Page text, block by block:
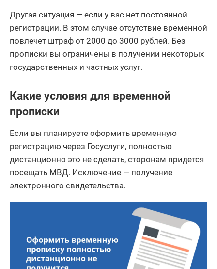
Другая ситуация — если у вас нет постоянной
регистрации. В этом случае отсутствие временной
повлечет штраф от 2000 до 3000 рублей. Без
прописки вы ограничены в получении некоторых
государственных и частных услуг.
Какие условия для временной
прописки
Если вы планируете оформить временную
регистрацию через Госуслуги, полностью
дистанционно это не сделать, сторонам придется
посещать МВД. Исключение — получение
электронного свидетельства.